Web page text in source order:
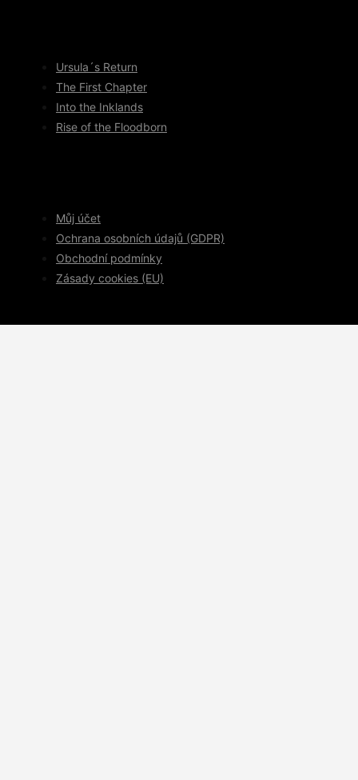
Ursula´s Return
The First Chapter
Into the Inklands
Rise of the Floodborn
Můj účet
Ochrana osobních údajů (GDPR)
Obchodní podmínky
Zásady cookies (EU)